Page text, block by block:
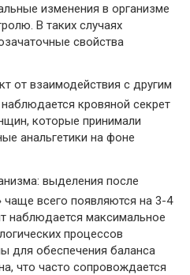
изменения в организме
В таких случаях
свойства
от взаимодействия с другим
кровяной секрет
которые принимали
анальгетики на фоне
выделения после
чаще всего появляются на 3-4
наблюдается максимальное
процессов
для обеспечения баланса
что часто сопровождается